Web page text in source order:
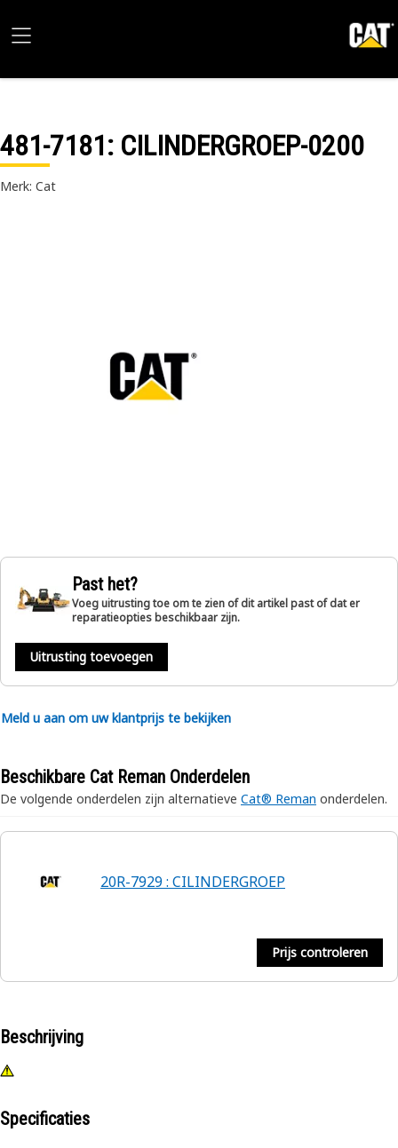
481-7181: CILINDERGROEP-0200
Merk: Cat
Past het?
Voeg uitrusting toe om te zien of dit artikel past of dat er
reparatieopties beschikbaar zijn.
Uitrusting toevoegen
Meld u aan om uw klantprijs te bekijken
Beschikbare Cat Reman Onderdelen
De volgende onderdelen zijn alternatieve Cat® Reman onderdelen.
20R-7929 : CILINDERGROEP
Prijs controleren
Beschrijving
Specificaties